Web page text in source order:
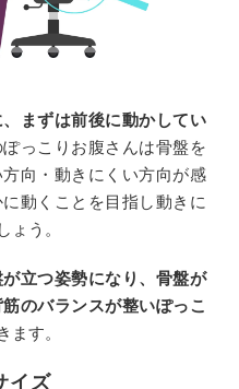
まずは前後に動かしてい
っこりお腹さんは骨盤を
向・動きにくい方向が感
動くことを目指し動きに
ょう。
立つ姿勢になり、骨盤が
のバランスが整いぽっこ
ます。
イズ